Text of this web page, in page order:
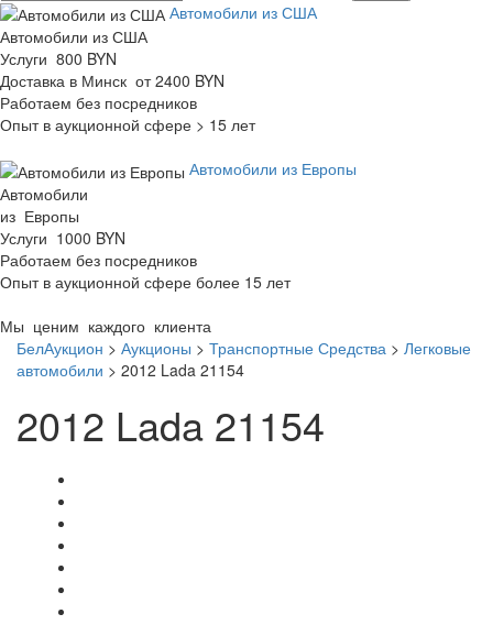
Автомобили из США
Автомобили из США
Услуги 800 BYN
Доставка в Минск от 2400 BYN
Работаем без посредников
Опыт в аукционной сфере > 15 лет
Автомобили из Европы
Автомобили
из Европы
Услуги 1000 BYN
Работаем без посредников
Опыт в аукционной сфере более 15 лет
Мы ценим каждого клиента
БелАукцион > Аукционы > Транспортные Средства > Легковые
автомобили > 2012 Lada 21154
2012 Lada 21154